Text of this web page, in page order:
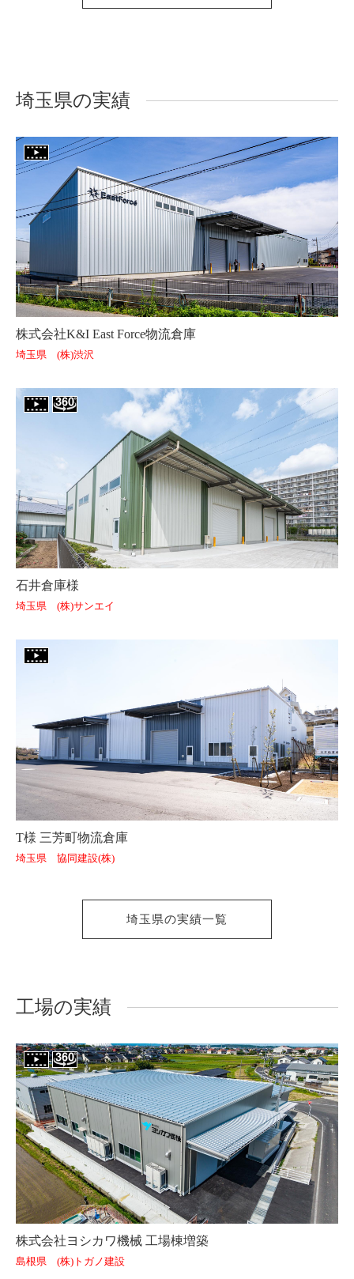
埼玉県の実績
株式会社K&I East Force物流倉庫
埼玉県 (株)渋沢
石井倉庫様
埼玉県 (株)サンエイ
T様 三芳町物流倉庫
埼玉県 協同建設(株)
埼玉県の実績一覧
工場の実績
株式会社ヨシカワ機械 工場棟増築
島根県 (株)トガノ建設